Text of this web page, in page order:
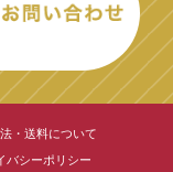
・送料について
バシーポリシー